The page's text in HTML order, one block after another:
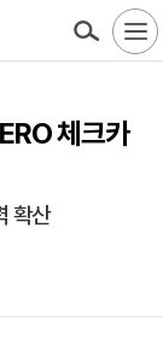
체크카
확산